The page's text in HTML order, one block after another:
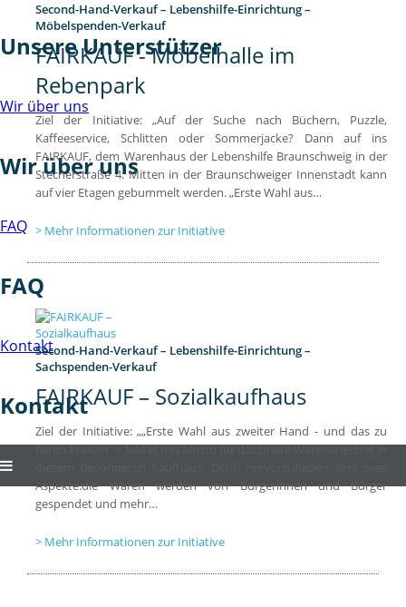
Unsere Unterstützer
Wir über uns
Wir über uns
FAQ
FAQ
Kontakt
Kontakt
Second-Hand-Verkauf – Lebenshilfe-Einrichtung –
Möbelspenden-Verkauf
FAIRKAUF - Möbelhalle im
Rebenpark
Ziel der Initiative: „Auf der Suche nach Büchern, Puzzle,
Kaffeeservice, Schlitten oder Sommerjacke? Dann auf ins
FAIRKAUF, dem Warenhaus der Lebenshilfe Braunschweig in der
Stecherstraße 4. Mitten in der Braunschweiger Innenstadt kann
auf vier Etagen gebummelt werden. „Erste Wahl aus…
Mehr Informationen zur Initiative
Second-Hand-Verkauf – Lebenshilfe-Einrichtung –
Sachspenden-Verkauf
FAIRKAUF – Sozialkaufhaus
Ziel der Initiative: „„Erste Wahl aus zweiter Hand - und das zu
fairen Preisen“ – lautet das Motto für das breite Warenangebot in
Aspekte:die Waren werden von Bürgerinnen und Bürger
gespendet und mehr…
Mehr Informationen zur Initiative